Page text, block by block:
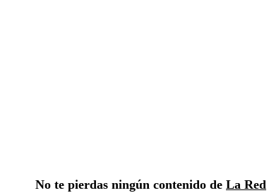
No te pierdas ningún contenido de La Red